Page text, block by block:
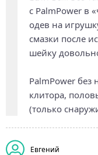
с PalmPower в
одев на
смазки после
шейку
PalmPower без
клитора,
(только
Евгений